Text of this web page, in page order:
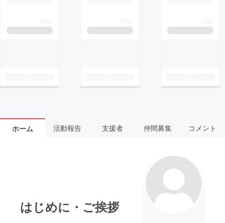
ホーム 活動報告 支援者 仲間募集 コメント
はじめに・ご挨拶